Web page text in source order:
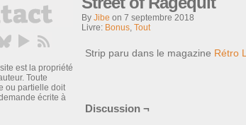
est la propriété
Toute
ou partielle doit
écrite à
By Jibe on 7 septembre 2018
Livre: Bonus, Tout
Strip paru dans le magazine Rétro
Discussion ¬